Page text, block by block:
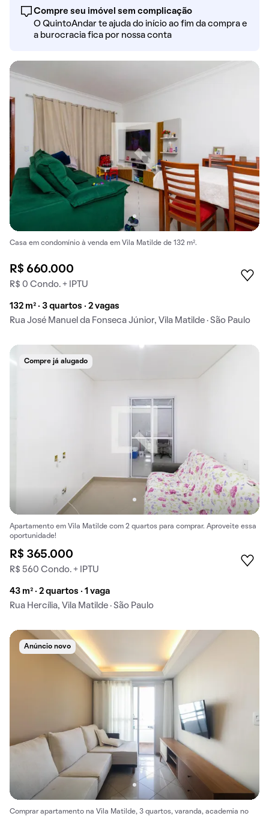
Compre seu imóvel sem complicação
O QuintoAndar te ajuda do início ao fim da compra e
a burocracia fica por nossa conta
Casa em condomínio à venda em Vila Matilde de 132 m².
R$ 660.000
R$ 0 Condo. + IPTU
132 m² · 3 quartos · 2 vagas
Rua José Manuel da Fonseca Júnior, Vila Matilde · São Paulo
Compre já alugado
Apartamento em Vila Matilde com 2 quartos para comprar. Aproveite essa
oportunidade!
R$ 365.000
R$ 560 Condo. + IPTU
43 m² · 2 quartos · 1 vaga
Rua Hercília, Vila Matilde · São Paulo
Anúncio novo
Comprar apartamento na Vila Matilde, 3 quartos, varanda, academia no